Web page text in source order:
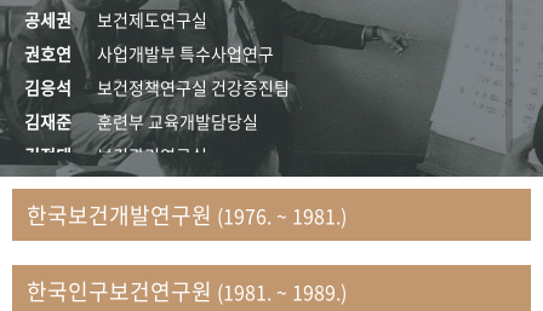
사진 아카이브 문서 기록물 행정박물 영상 기록물
50+1주년 기념
성과 50선 숫자로 보는 50년
세계와 함께 한 KIHASA
VR 역사관
공세권
보건제도연구실
권호연
사업개발부 특수사업연구
김응석
보건정책연구실 건강증진팀
김재준
훈련부 교육개발담당실
김정태
보건관리연구실
김지자
연구부 사회개발담당실
김태룡
조사평가부 연구과
문현상
가족복지연구실 인구가족연구팀
한국보건개발연구원 (1976. ~ 1981.)
한국인구보건연구원 (1981. ~ 1989.)